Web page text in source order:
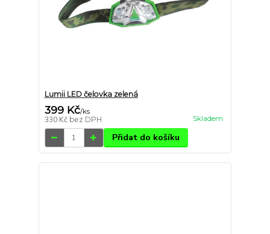
Lumii LED čelovka zelená
399 Kč/ks
330 Kč bez DPH Skladem
Přidat do košíku